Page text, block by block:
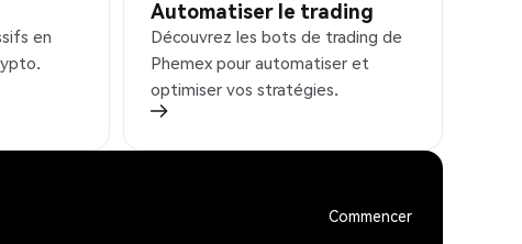
en
Automatiser le trading
Découvrez les bots de trading de
Phemex pour automatiser et
optimiser vos stratégies.
Commencer